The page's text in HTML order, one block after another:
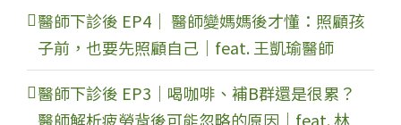
醫師下診後 EP4｜ 醫師變媽媽後才懂：照顧孩
子前，也要先照顧自己｜feat. 王凱瑜醫師
醫師下診後 EP3｜喝咖啡、補B群還是很累？
醫師解析疲勞背後可能忽略的原因｜feat. 林